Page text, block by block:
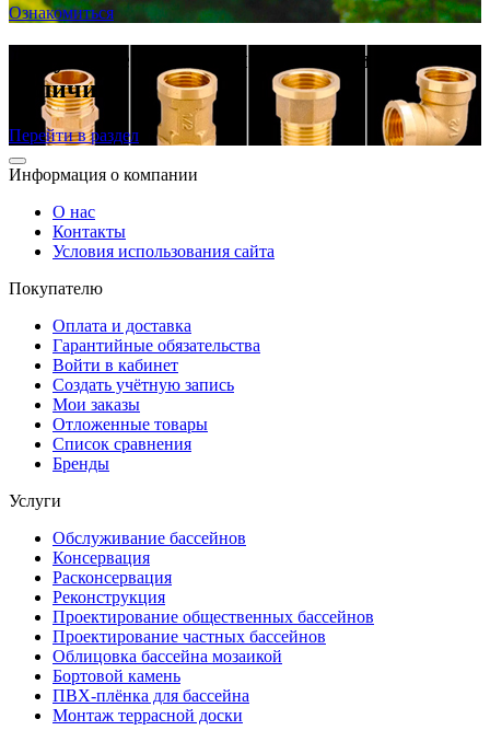
Ознакомиться
Латунные резьбовые фитинги в
наличии
Перейти в раздел
Информация о компании
О нас
Контакты
Условия использования сайта
Покупателю
Оплата и доставка
Гарантийные обязательства
Войти в кабинет
Создать учётную запись
Мои заказы
Отложенные товары
Список сравнения
Бренды
Услуги
Обслуживание бассейнов
Консервация
Расконсервация
Реконструкция
Проектирование общественных бассейнов
Проектирование частных бассейнов
Облицовка бассейна мозаикой
Бортовой камень
ПВХ-плёнка для бассейна
Монтаж террасной доски